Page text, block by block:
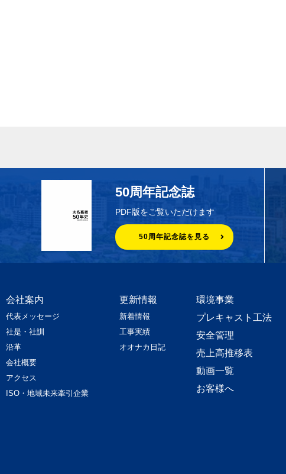
50周年記念誌
PDF版をご覧いただけます
50周年記念誌を見る
会社案内
代表メッセージ
社是・社訓
沿革
会社概要
アクセス
ISO・地域未来牽引企業
更新情報
新着情報
工事実績
オオナカ日記
環境事業
プレキャスト工法
安全管理
売上高推移表
動画一覧
お客様へ